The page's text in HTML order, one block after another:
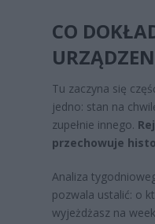
CO
Tu zaczyna się
jedno: stan na
zupełnie innego.
przechowuje
Analiza
pozwala ustalić: o
wyjeżdżasz na